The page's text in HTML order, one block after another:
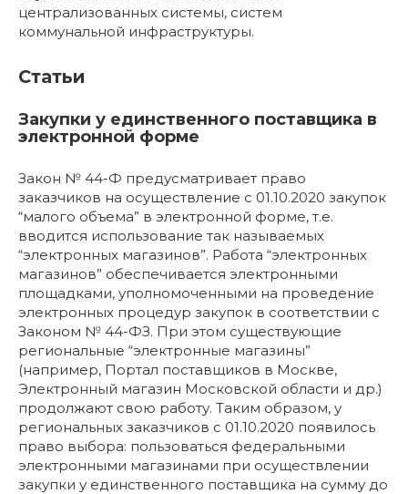
централизованных системы, систем
коммунальной инфраструктуры.
Статьи
Закупки у единственного поставщика в
электронной форме
Закон № 44-Ф предусматривает право
заказчиков на осуществление с 01.10.2020 закупок
“малого объема” в электронной форме, т.е.
вводится использование так называемых
“электронных магазинов”. Работа “электронных
магазинов” обеспечивается электронными
площадками, уполномоченными на проведение
электронных процедур закупок в соответствии с
Законом № 44-ФЗ. При этом существующие
региональные “электронные магазины”
(например, Портал поставщиков в Москве,
Электронный магазин Московской области и др.)
продолжают свою работу. Таким образом, у
региональных заказчиков с 01.10.2020 появилось
право выбора: пользоваться федеральными
электронными магазинами при осуществлении
закупки у единственного поставщика на сумму до